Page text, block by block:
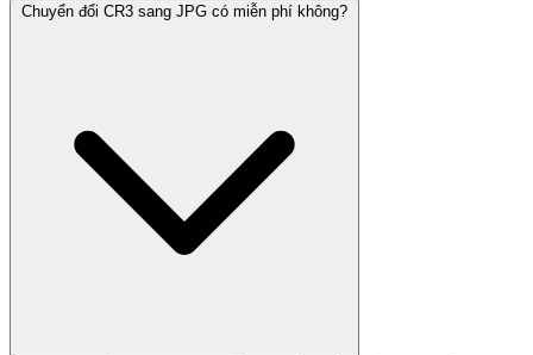
Chuyển đổi CR3 sang JPG có miễn phí không?